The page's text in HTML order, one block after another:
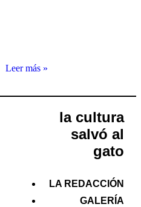
Leer más »
la cultura
salvó al
gato
LA REDACCIÓN
GALERÍA